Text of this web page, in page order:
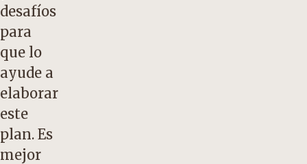
desafíos
para
que lo
ayude a
elaborar
este
plan. Es
mejor